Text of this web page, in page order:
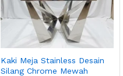
Kaki Meja Stainless Desain
Silang Chrome Mewah